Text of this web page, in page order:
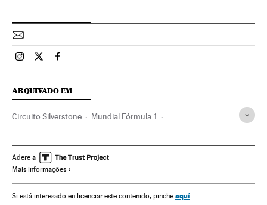
Esportes El País Brasil en Instagram
Esportes El País Brasil en Twitter
Esportes El País Brasil en Facebook
ARQUIVADO EM
Circuito Silverstone Mundial Fórmula 1
Campeonato mundial Competições
Fórmula 1 Automobilismo Esportes motor Esportes
Adere a
Mais informações
Si está interesado en licenciar este contenido, pinche aquí